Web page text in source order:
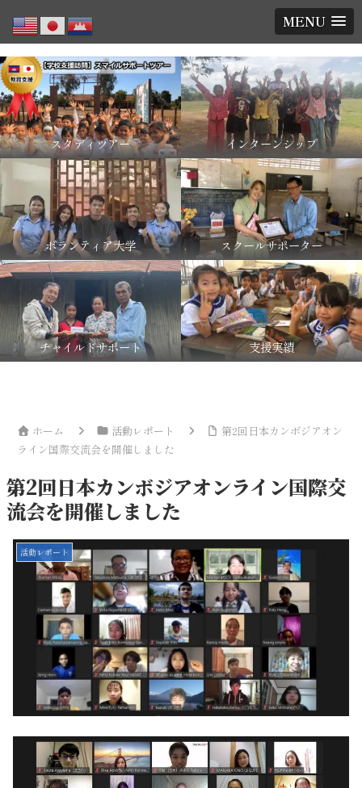
MENU
スタディツアー インターンシップ
ボランティア大学 スクールサポーター
チャイルドサポート 支援実績
ホーム 活動レポート
第2回日本カンボジアオン
ライン国際交流会を開催しました
第2回日本カンボジアオンライン国際交
流会を開催しました
活動レポート